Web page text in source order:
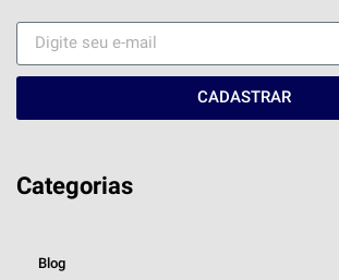
CADASTRAR
Categorias
Blog